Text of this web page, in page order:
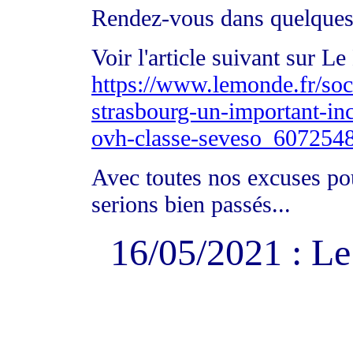
Rendez-vous dans
Voir l'article suivant sur
https://www.lemonde.fr/
strasbourg-un-important-
ovh-classe-
Avec toutes nos excuses
serions bien passés...
16/05/2021 :